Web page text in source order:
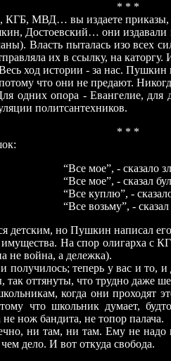
* * *
КГБ, МВД… вы издаете приказы,
Достоевский… они издавали
Власть пыталась изо всех
их в ссылку, на каторгу.
истории - за нас. Пушкин и
что они не предают.
опора - Евангелие, для
политсантехников.
* * *
“Все мое”, - сказало
“Все мое”, - сказал
“Все куплю”, -
“Все возьму”, - сказал
детским, но Пушкин написал
На спор олигарха с
не война, а дележка).
получилось; теперь у вас и то, и
так оттянуты, что трудно даже
когда они проходят
что школьник думает,
нож бандита, не топор палача.
ни там, ни там. Ему не надо ни
дело. И вот откуда свобода.